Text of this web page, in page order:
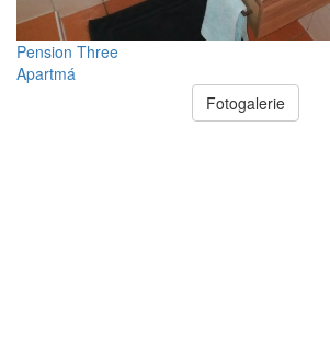
Pension Three
Apartmá
Fotogalerie